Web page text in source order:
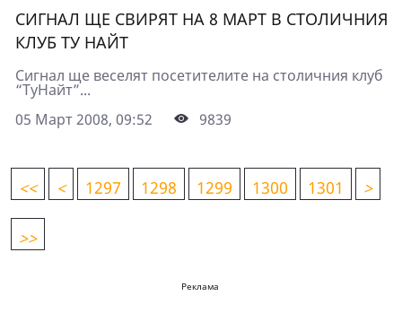
СИГНАЛ ЩЕ СВИРЯТ НА 8 МАРТ В СТОЛИЧНИЯ
КЛУБ ТУ НАЙТ
Сигнал ще веселят посетителите на столичния клуб
“ТуНайт”...
05 Март 2008, 09:52
9839
<< < 1297 1298 1299 1300 1301 >
>>
Реклама